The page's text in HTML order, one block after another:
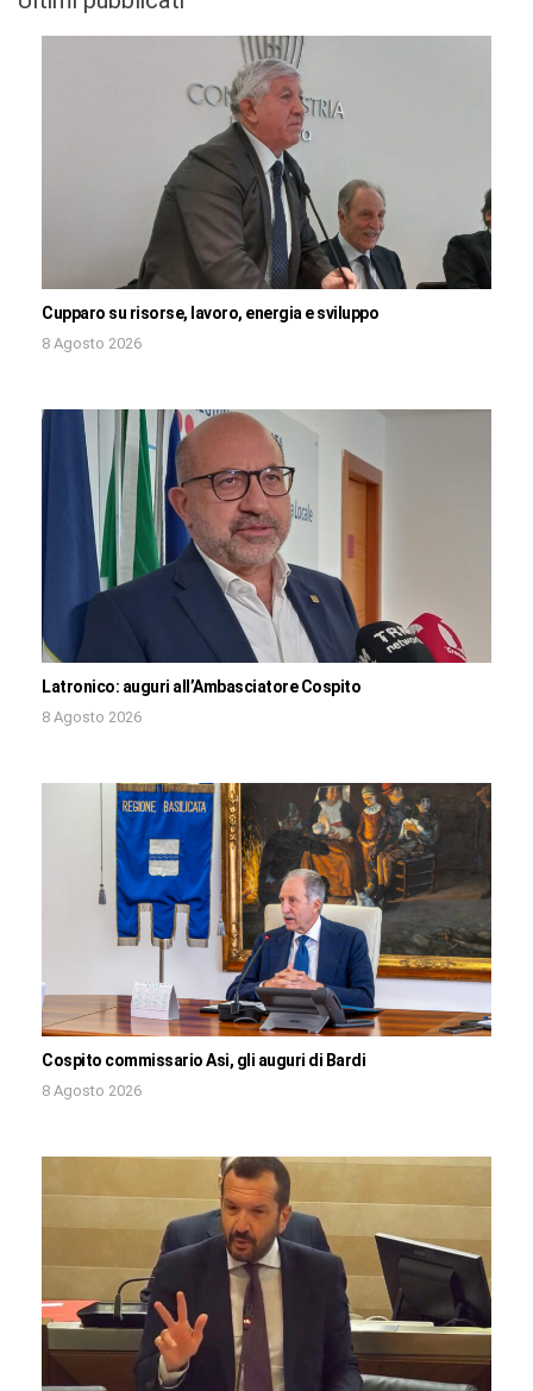
Cupparo su risorse, lavoro, energia e sviluppo
8 Agosto 2026
Latronico: auguri all’Ambasciatore Cospito
8 Agosto 2026
Cospito commissario Asi, gli auguri di Bardi
8 Agosto 2026